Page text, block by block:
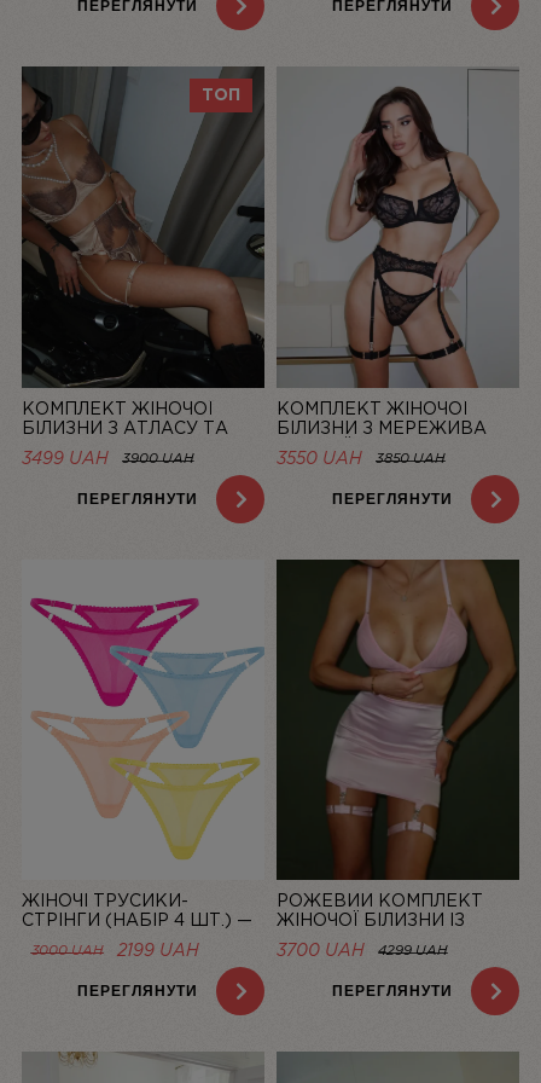
ПЕРЕГЛЯНУТИ ПЕРЕГЛЯНУТИ
ТОП
КОМПЛЕКТ ЖІНОЧОЇ
БІЛИЗНИ З АТЛАСУ ТА
МЕРЕЖИВА CHAMPAGNE |
LINIYA
3499 UAH 3900 UAH
ПЕРЕГЛЯНУТИ
КОМПЛЕКТ ЖІНОЧОЇ
БІЛИЗНИ З МЕРЕЖИВА
ЧОРНИЙ MUSE | LINIYA
3550 UAH 3850 UAH
ПЕРЕГЛЯНУТИ
ЖІНОЧІ ТРУСИКИ-
СТРІНГИ (НАБІР 4 ШТ.) —
СІТКА “LA DOLCE VITA”
3000UAH
ОРИГІНАЛЬНА
3000 UAH.
2199 UAHПОТОЧНА
ЦІНА:
2199 UAH.
ПЕРЕГЛЯНУТИ
РОЖЕВИЙ КОМПЛЕКТ
ЖІНОЧОЇ БІЛИЗНИ ІЗ
СІТОЧКИ ЗІ СПІДНИЦЕЮ
BASIC PINK | LINIYA
3700 UAH 4299 UAH
ПЕРЕГЛЯНУТИ